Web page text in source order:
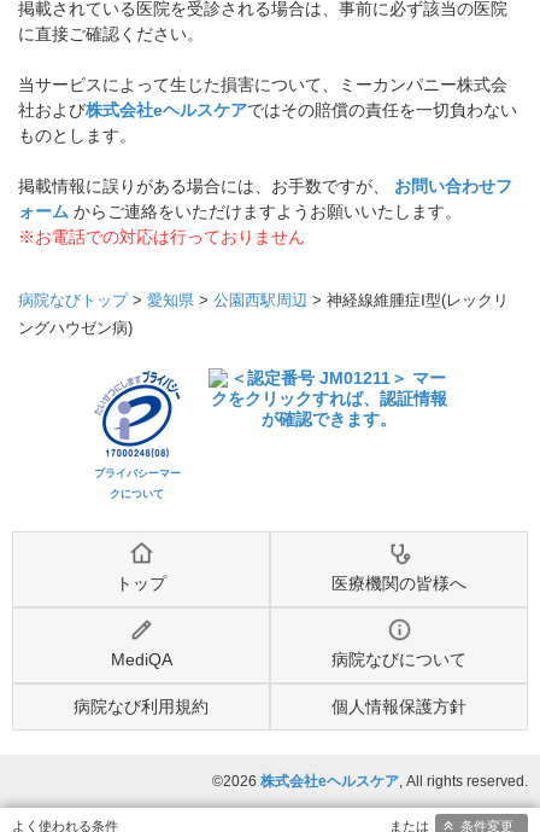
掲載されている医院を受診される場合は、事前に必ず該当の医院
に直接ご確認ください。
当サービスによって生じた損害について、ミーカンパニー株式会
社および株式会社eヘルスケアではその賠償の責任を一切負わない
ものとします。
掲載情報に誤りがある場合には、お手数ですが、 お問い合わせフ
ォーム からご連絡をいただけますようお願いいたします。
※お電話での対応は行っておりません
病院なびトップ> 愛知県 > 公園西駅周辺 > 神経線維腫症Ⅰ型(レックリ
ングハウゼン病)
プライバシーマー
クについて
トップ 医療機関の皆様へ
MediQA 病院なびについて
病院なび利用規約 個人情報保護方針
©2026 株式会社eヘルスケア, All rights reserved.
条件変更